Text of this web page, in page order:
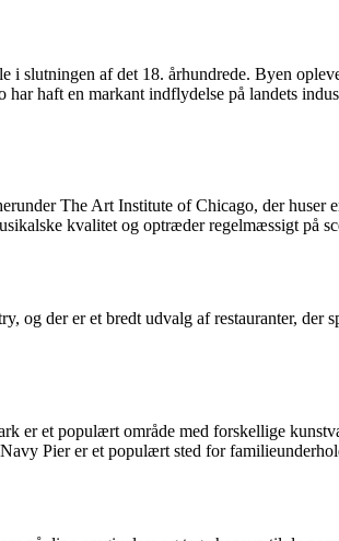
i slutningen af det 18. århundrede. Byen
haft en markant indflydelse på landets
The Art Institute of Chicago, der
kvalitet og optræder regelmæssigt på
og der er et bredt udvalg af restauranter,
er et populært område med forskellige
Pier er et populært sted for